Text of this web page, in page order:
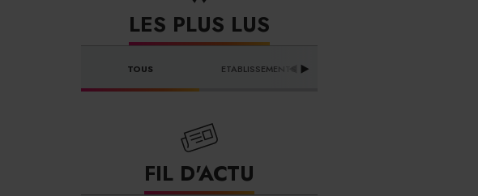
LES PLUS LUS
TOUS ETABLISSEMENTS
FIL D'ACTU